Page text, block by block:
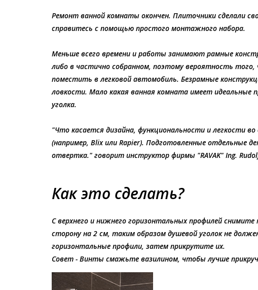
Ремонт ванной комнаты окончен. Плиточники сделали
справитесь с помощью простого монтажного набора.
Меньше всего времени и работы занимают рамные
либо в частично собранном, поэтому вероятность
поместить в легковой автомобиль. Безрамные
ловкости. Мало какая ванная комната имеет
уголка.
"Что касается дизайна, функциональности и легкости
(например, Blix или Rapier). Подготовленные отдельные
отвертка." говорит инструктор фирмы "RAVAK" Ing.
Как это сделать?
С верхнего и нижнего горизонтальных профилей
сторону на 2 см, таким образом душевой уголок не
горизонтальные профили, затем прикрутите их.
Совет - Винты смажьте вазилином, чтобы лучше